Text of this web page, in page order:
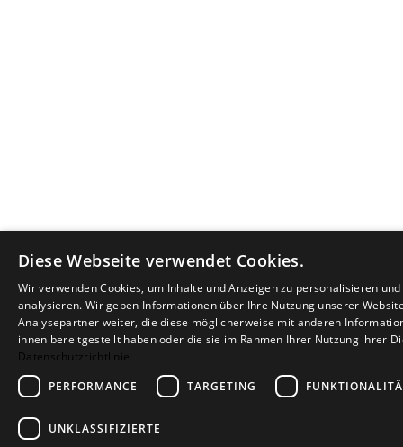
Diese Webseite verwendet Cookies.
Wir verwenden Cookies, um Inhalte und Anzeigen zu personalisieren
analysieren. Wir geben Informationen über Ihre Nutzung unserer
Analysepartner weiter, die diese möglicherweise mit anderen
ihnen bereitgestellt haben oder die sie im Rahmen Ihrer Nutzung ihrer
Datenschutzrichtlinie
PERFORMANCE
TARGETING
UNKLASSIFIZIERTE